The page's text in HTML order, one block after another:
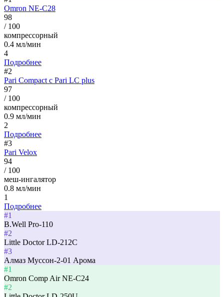
Omron NE-C28
98
/ 100
компрессорный
0.4 мл/мин
4
Подробнее
#2
Pari Compact c Pari LC plus
97
/ 100
компрессорный
0.9 мл/мин
2
Подробнее
#3
Pari Velox
94
/ 100
меш-ингалятор
0.8 мл/мин
1
Подробнее
#1
B.Well Pro-110
#2
Little Doctor LD-212C
#3
Алмаз Муссон-2-01 Арома
#1
Omron Comp Air NE-C24
#2